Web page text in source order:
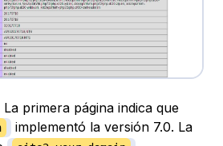
primera página indica que
implementó la versión 7.0. La